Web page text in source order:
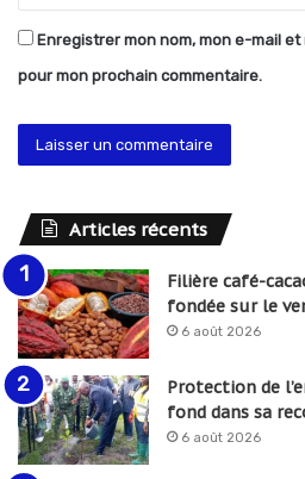
Enregistrer mon nom, mon e-mail
pour mon prochain commentaire.
Articles récents
Filière café-
fondée sur le
6 août 2026
Protection de
fond dans sa
6 août 2026